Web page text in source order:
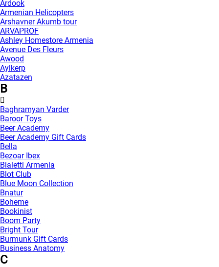
Ardook
Armenian Helicopters
Arshavner Akumb tour
ARVAPROF
Ashley Homestore Armenia
Avenue Des Fleurs
Awood
Aylkerp
Azatazen
B
Baghramyan Varder
Baroor Toys
Beer Academy
Beer Academy Gift Cards
Bella
Bezoar Ibex
Bialetti Armenia
Blot Club
Blue Moon Collection
Bnatur
Boheme
Bookinist
Boom Party
Bright Tour
Burmunk Gift Cards
Business Anatomy
C